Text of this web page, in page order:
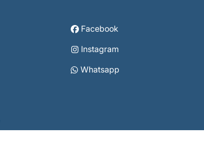
Facebook
Instagram
Whatsapp